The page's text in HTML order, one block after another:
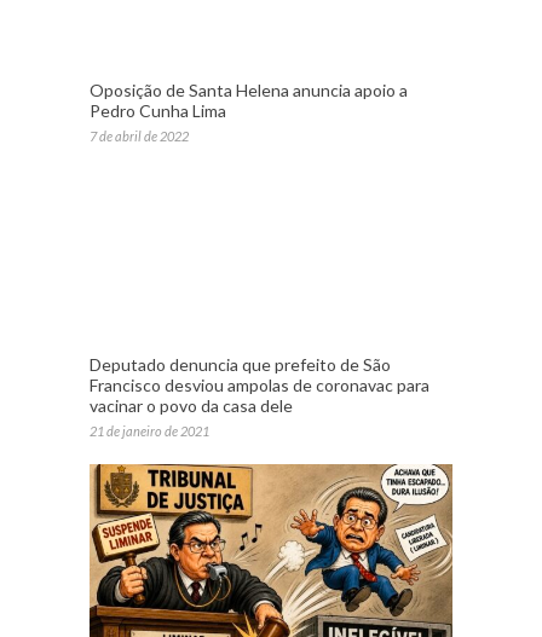
Oposição de Santa Helena anuncia apoio a
Pedro Cunha Lima
7 de abril de 2022
Deputado denuncia que prefeito de São
Francisco desviou ampolas de coronavac para
vacinar o povo da casa dele
21 de janeiro de 2021